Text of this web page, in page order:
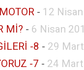
- 12
Mİ? - 6 Nisan
-8 - 29
-7 - 24